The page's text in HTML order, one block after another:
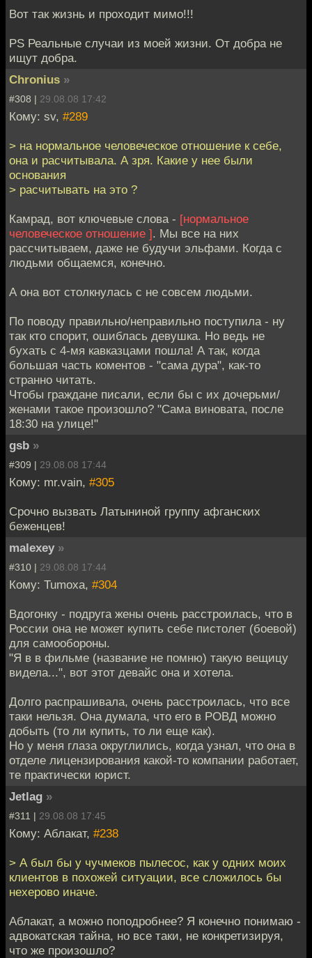
Вот так жизнь и проходит мимо!!!
PS Реальные случаи из моей жизни. От добра не
ищут добра.
Chronius »
#308 | 29.08.08 17:42
Кому: sv, #289
> на нормальное человеческое отношение к себе,
она и расчитывала. А зря. Какие у нее были
основания
> расчитывать на это ?
Камрад, вот ключевые слова - [нормальное
человеческое отношение ]. Мы все на них
рассчитываем, даже не будучи эльфами. Когда с
людьми общаемся, конечно.
А она вот столкнулась с не совсем людьми.
По поводу правильно/неправильно поступила - ну
так кто спорит, ошиблась девушка. Но ведь не
бухать с 4-мя кавказцами пошла! А так, когда
большая часть коментов - "сама дура", как-то
странно читать.
Чтобы граждане писали, если бы с их дочерьми/
женами такое произошло? "Сама виновата, после
18:30 на улице!"
gsb »
#309 | 29.08.08 17:44
Кому: mr.vain, #305
Срочно вызвать Латыниной группу афганских
беженцев!
malexey »
#310 | 29.08.08 17:44
Кому: Tumoxa, #304
Вдогонку - подруга жены очень расстроилась, что в
России она не может купить себе пистолет (боевой)
для самообороны.
"Я в в фильме (название не помню) такую вещицу
видела...", вот этот девайс она и хотела.
Долго распрашивала, очень расстроилась, что все
таки нельзя. Она думала, что его в РОВД можно
добыть (то ли купить, то ли еще как).
Но у меня глаза округлились, когда узнал, что она в
отделе лицензирования какой-то компании работает,
те практически юрист.
Jetlag »
#311 | 29.08.08 17:45
Кому: Аблакат, #238
> А был бы у чучмеков пылесос, как у одних моих
клиентов в похожей ситуации, все сложилось бы
нехерово иначе.
Аблакат, а можно поподробнее? Я конечно понимаю -
адвокатская тайна, но все таки, не конкретизируя,
что же произошло?